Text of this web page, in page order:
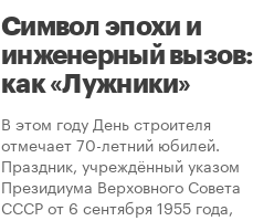
Символ эпохи и
инженерный вызов:
как «Лужники»
стали символом
Дня строителя
В этом году День строителя
отмечает 70-летний юбилей.
Праздник, учреждённый указом
Президиума Верховного Совета
СССР от 6 сентября 1955 года,